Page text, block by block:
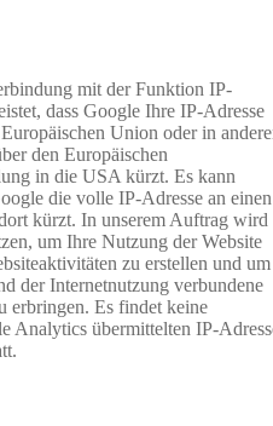
mit der Funktion IP-
dass Google Ihre IP-Adresse
Union oder in
den Europäischen
in die USA kürzt. Es kann
die volle IP-Adresse an einen
kürzt. In unserem Auftrag wird
um Ihre Nutzung der Website
zu erstellen und um
der Internetnutzung verbundene
erbringen. Es findet keine
Analytics übermittelten IP-